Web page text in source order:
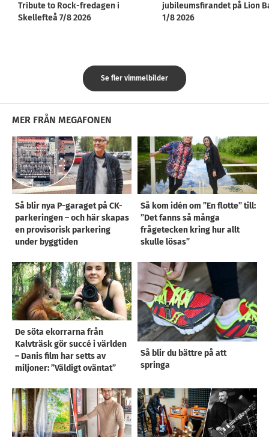
Tribute to Rock-fredagen i
Skellefteå 7/8 2026
jubileumsfirandet på Lion
1/8 2026
Se fler vimmelbilder
MER FRÅN MEGAFONEN
Så blir nya P-garaget på CK-
parkeringen – och här skapas
en provisorisk parkering
under byggtiden
Så kom idén om ”En flotte” till:
”Det fanns så många
frågetecken kring hur allt
skulle lösas”
De söta ekorrarna från
Kalvträsk gör succé i världen
– Danis film har setts av
miljoner: ”Väldigt oväntat”
Så blir du bättre på att
springa